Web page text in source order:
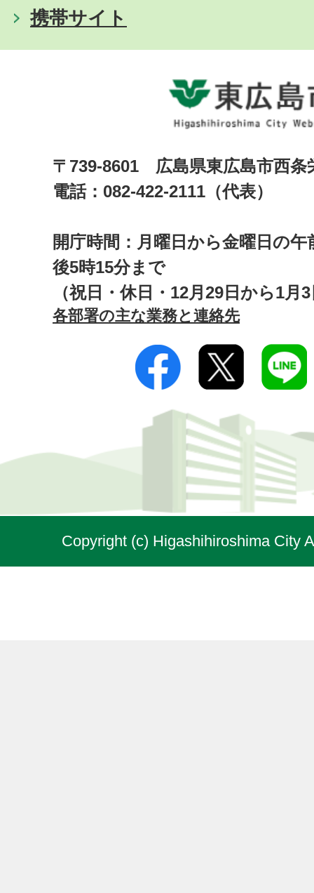
携帯サイト
〒739-8601 広島県東広島市西
電話：082-422-2111（代表）
開庁時間：月曜日から金曜日の午
後5時15分まで
（祝日・休日・12月29日から1月
各部署の主な業務と連絡先
Copyright (c) Higashihiroshima City